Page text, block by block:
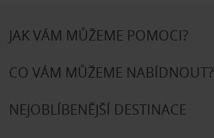
JAK VÁM MŮŽEME POMOCI?
CO VÁM MŮŽEME NABÍDNOUT?
NEJOBLÍBENĚJŠÍ DESTINACE